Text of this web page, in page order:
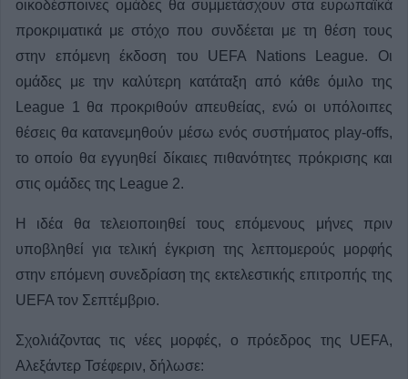
οικοδέσποινες ομάδες θα συμμετάσχουν στα ευρωπαϊκά
προκριματικά με στόχο που συνδέεται με τη θέση τους
στην επόμενη έκδοση του UEFA Nations League. Οι
ομάδες με την καλύτερη κατάταξη από κάθε όμιλο της
League 1 θα προκριθούν απευθείας, ενώ οι υπόλοιπες
θέσεις θα κατανεμηθούν μέσω ενός συστήματος play-offs,
το οποίο θα εγγυηθεί δίκαιες πιθανότητες πρόκρισης και
στις ομάδες της League 2.
Η ιδέα θα τελειοποιηθεί τους επόμενους μήνες πριν
υποβληθεί για τελική έγκριση της λεπτομερούς μορφής
στην επόμενη συνεδρίαση της εκτελεστικής επιτροπής της
UEFA τον Σεπτέμβριο.
Σχολιάζοντας τις νέες μορφές, ο πρόεδρος της UEFA,
Αλεξάντερ Τσέφεριν, δήλωσε: